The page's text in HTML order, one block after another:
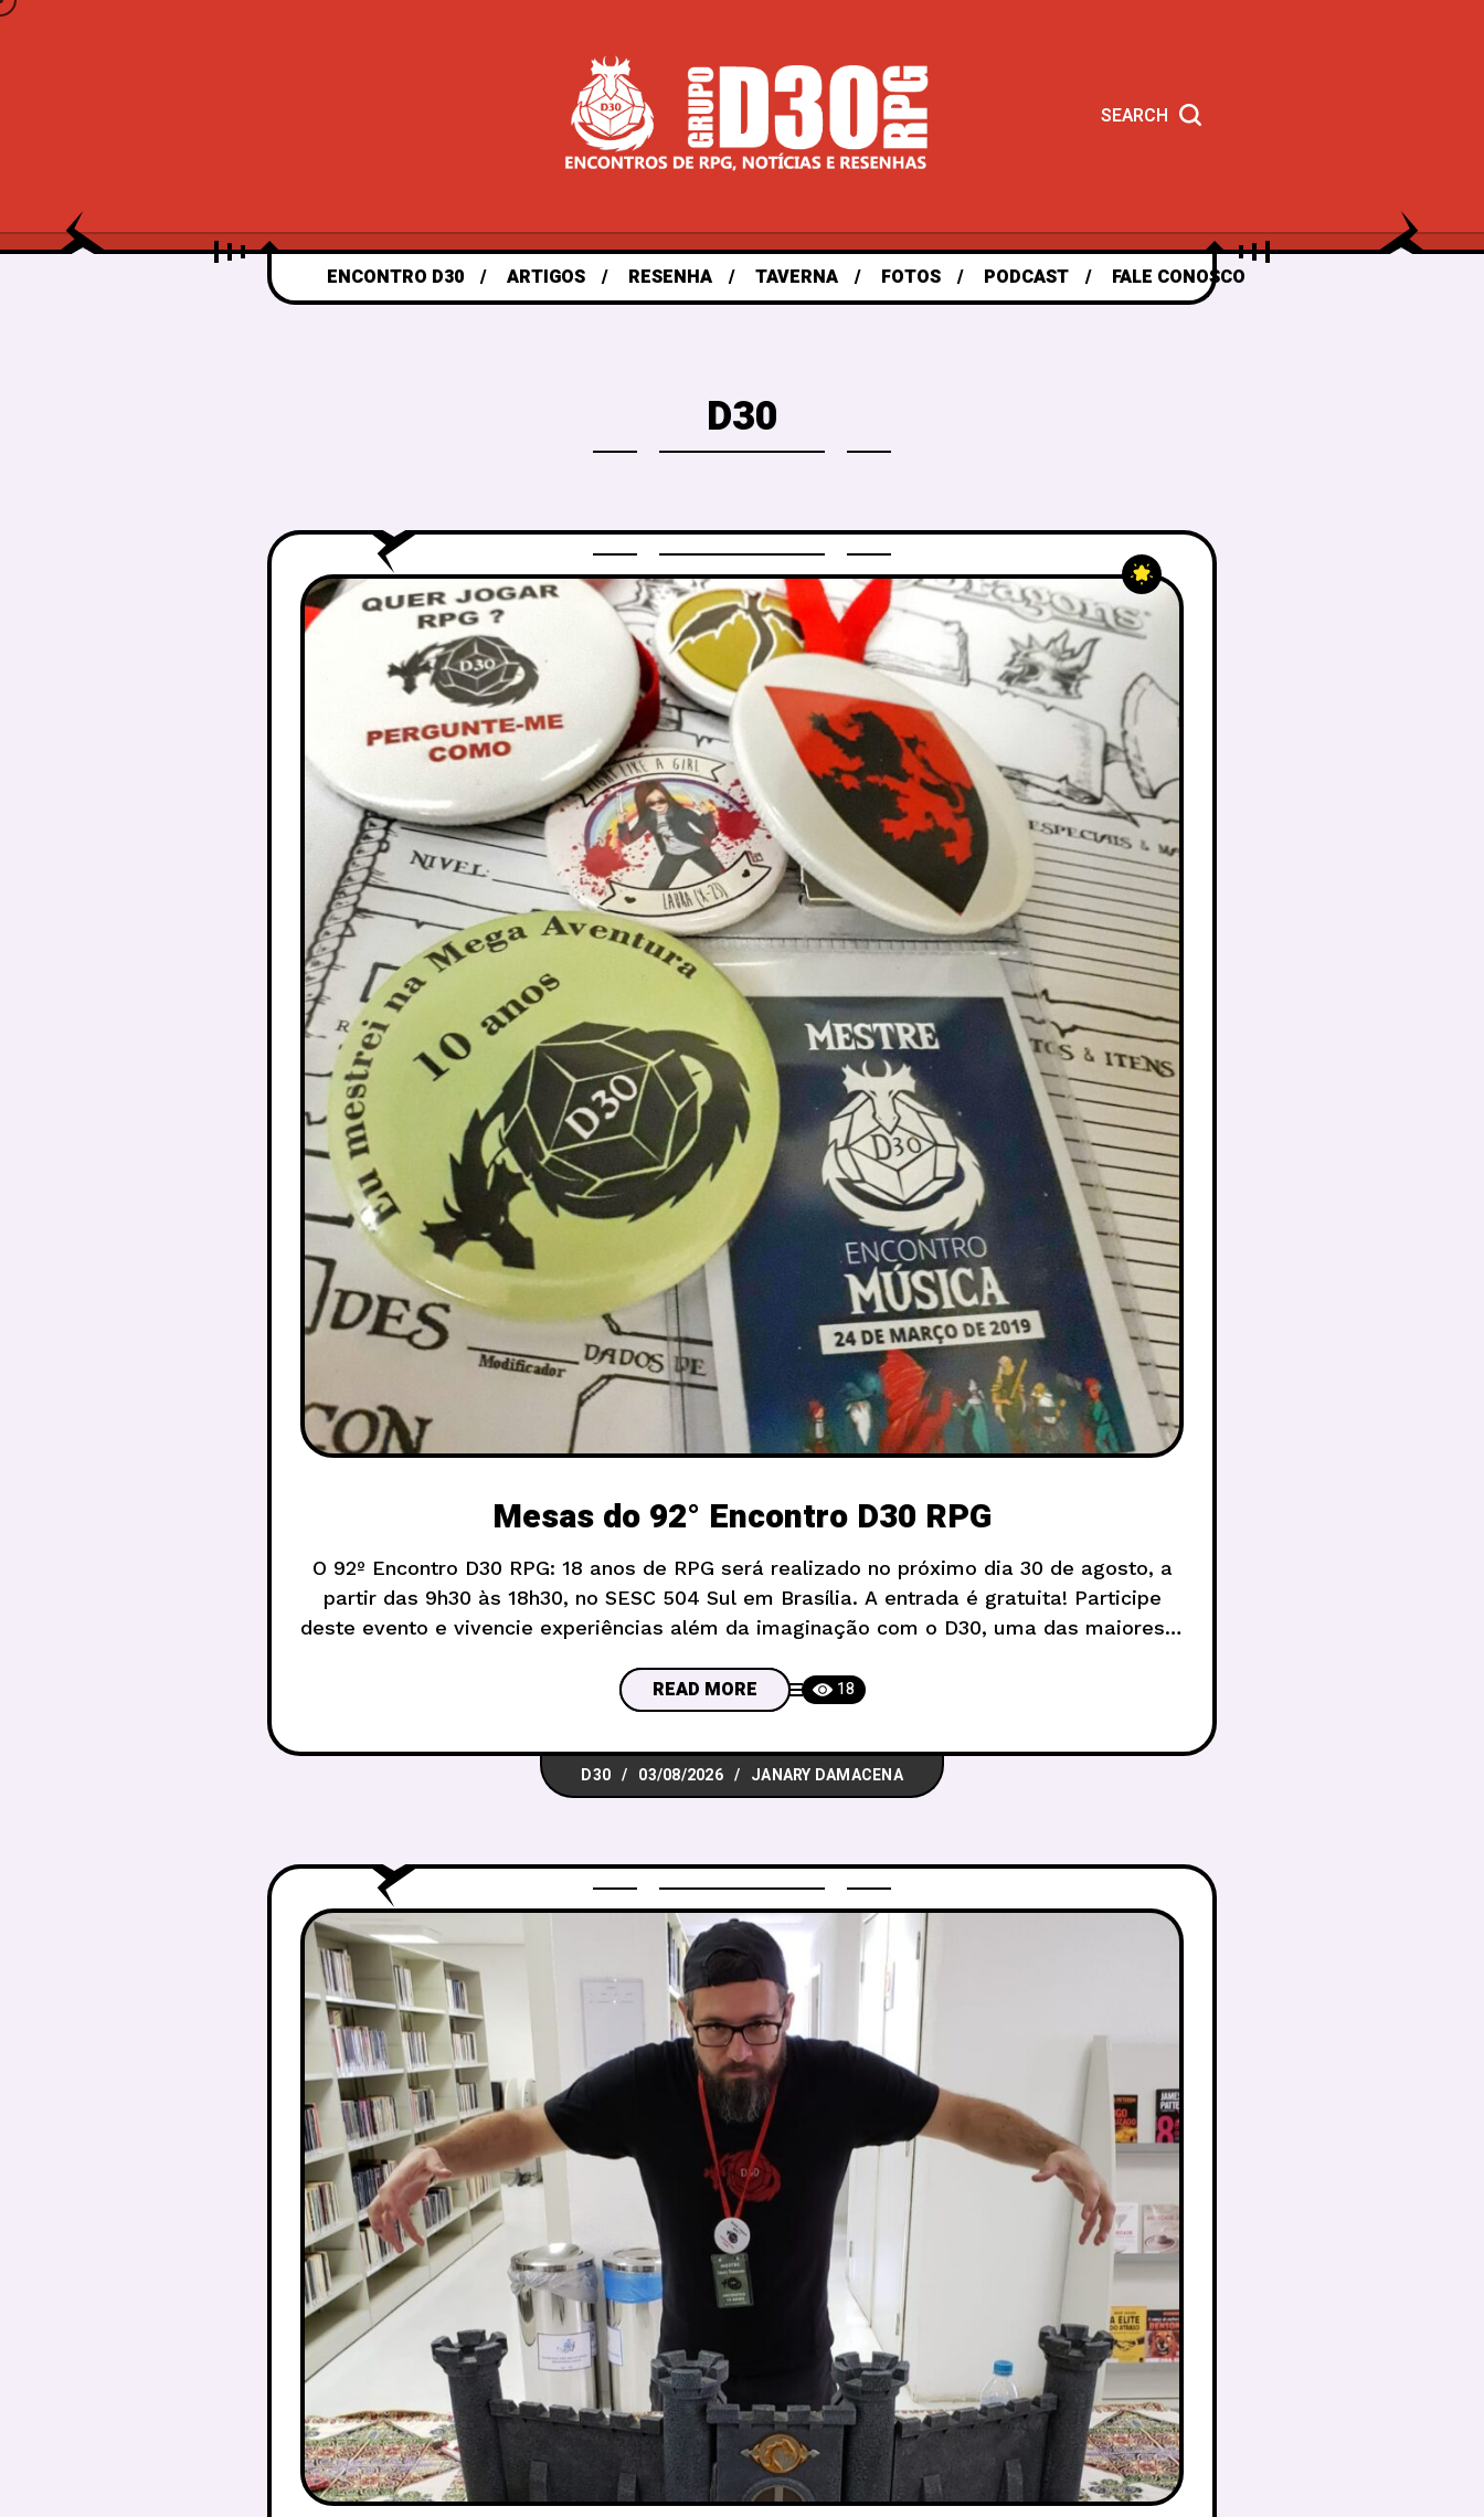
SEARCH
ENCONTRO D30 ARTIGOS RESENHA TAVERNA FOTOS PODCAST FALE CONOSCO
D30
Mesas do 92° Encontro D30 RPG
O 92º Encontro D30 RPG: 18 anos de RPG será realizado no próximo dia 30 de agosto, a
partir das 9h30 às 18h30, no SESC 504 Sul em Brasília. A entrada é gratuita! Participe
deste evento e vivencie experiências além da imaginação com o D30, uma das maiores e
READ MORE 18
D30 03/08/2026 JANARY DAMACENA